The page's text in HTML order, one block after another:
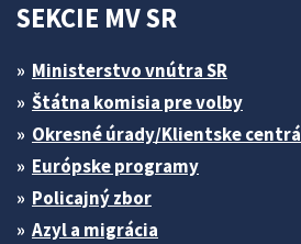
SEKCIE MV SR
Ministerstvo vnútra SR
Štátna komisia pre volby
Okresné úrady/Klientske centrá
Európske programy
Policajný zbor
Azyl a migrácia